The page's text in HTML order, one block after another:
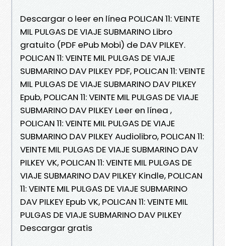
Descargar o leer en línea POLICAN 11: VEINTE
MIL PULGAS DE VIAJE SUBMARINO Libro
gratuito (PDF ePub Mobi) de DAV PILKEY.
POLICAN 11: VEINTE MIL PULGAS DE VIAJE
SUBMARINO DAV PILKEY PDF, POLICAN 11: VEINTE
MIL PULGAS DE VIAJE SUBMARINO DAV PILKEY
Epub, POLICAN 11: VEINTE MIL PULGAS DE VIAJE
SUBMARINO DAV PILKEY Leer en línea ,
POLICAN 11: VEINTE MIL PULGAS DE VIAJE
SUBMARINO DAV PILKEY Audiolibro, POLICAN 11:
VEINTE MIL PULGAS DE VIAJE SUBMARINO DAV
PILKEY VK, POLICAN 11: VEINTE MIL PULGAS DE
VIAJE SUBMARINO DAV PILKEY Kindle, POLICAN
11: VEINTE MIL PULGAS DE VIAJE SUBMARINO
DAV PILKEY Epub VK, POLICAN 11: VEINTE MIL
PULGAS DE VIAJE SUBMARINO DAV PILKEY
Descargar gratis